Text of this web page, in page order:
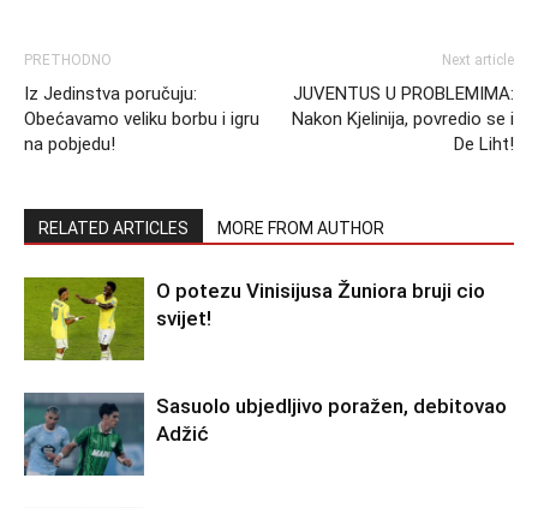
PRETHODNO
Iz Jedinstva poručuju:
Obećavamo veliku borbu i igru
na pobjedu!
Next article
JUVENTUS U PROBLEMIMA:
Nakon Kjelinija, povredio se i
De Liht!
RELATED ARTICLES MORE FROM AUTHOR
O potezu Vinisijusa Žuniora bruji cio
svijet!
Sasuolo ubjedljivo poražen, debitovao
Adžić